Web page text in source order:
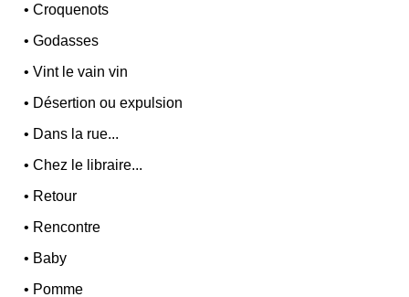
•Croquenots
•Godasses
•Vint le vain vin
• Désertion ou expulsion
• Dans la rue...
•Chez le libraire...
• Retour
• Rencontre
• Baby
• Pomme